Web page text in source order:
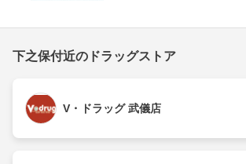
下之保付近のドラッグストア
V・ドラッグ 武儀店